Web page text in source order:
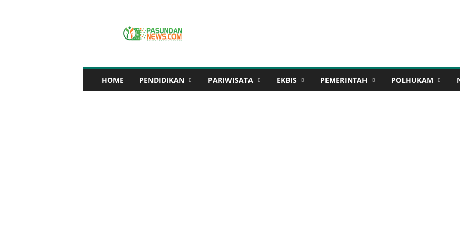
HOME PENDIDIKAN PARIWISATA EKBIS PEMERINTAH POLHUKAM